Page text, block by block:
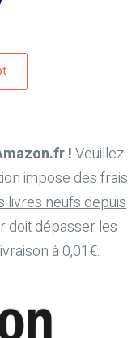
!Veuillez
impose des frais
livres neufs depuis
doit dépasser les
à 0,01€.